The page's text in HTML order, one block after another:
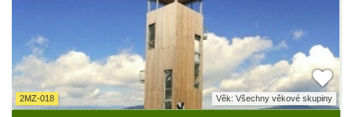
2MZ-018 Věk: Všechny věkové skupiny